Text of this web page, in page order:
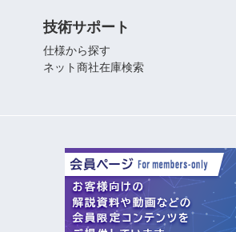
技術サポート
仕様から探す
ネット商社在庫検索